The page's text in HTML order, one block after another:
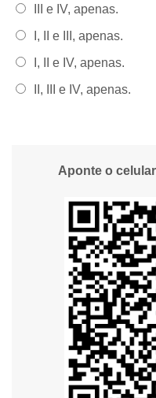
Alternativa 2:
III e IV, apenas.
Alternativa 3:
I, II e III, apenas.
Alternativa 4:
I, II e IV, apenas.
Alternativa 5:
II, III e IV, apenas.
Aponte o